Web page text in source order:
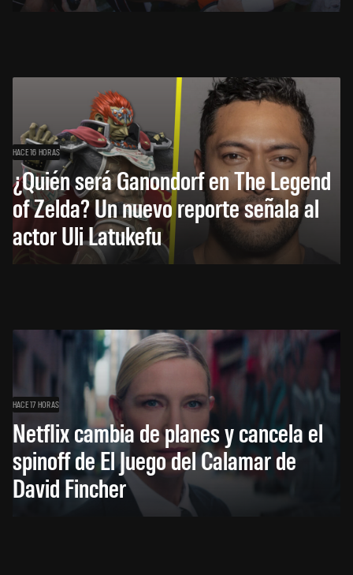
HACE 16 HORAS
¿Quién será Ganondorf en The Legend
of Zelda? Un nuevo reporte señala al
actor Uli Latukefu
HACE 17 HORAS
Netflix cambia de planes y cancela el
spinoff de El Juego del Calamar de
David Fincher